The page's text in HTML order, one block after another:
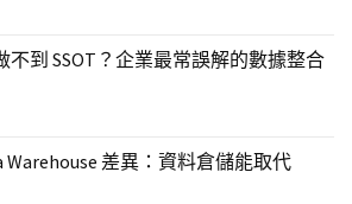
不到 SSOT？企業最常誤解的數據整合
Warehouse 差異：資料倉儲能取代